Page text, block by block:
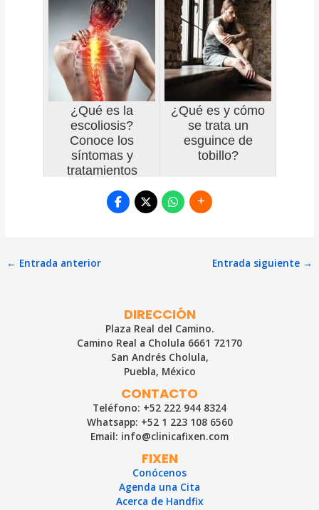
¿Qué es la
escoliosis?
Conoce los
síntomas y
tratamientos
¿Qué es y cómo
se trata un
esguince de
tobillo?
Navegación
← Entrada anterior Entrada siguiente →
DIRECCIÓN
Plaza Real del Camino.
Camino Real a Cholula 6661 72170
San Andrés Cholula,
Puebla, México
CONTACTO
Teléfono: +52 222 944 8324
Whatsapp: +52 1 223 108 6560
Email: info@clinicafixen.com
FIXEN
Conócenos
Agenda una Cita
Acerca de Handfix